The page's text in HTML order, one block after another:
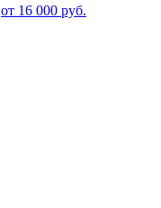
от 16 000 руб.